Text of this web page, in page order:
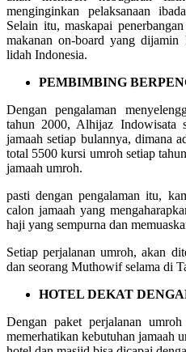
menginginkan pelaksanaan
Selain itu, maskapai
makanan on-board yang dijamin
lidah Indonesia.
PEMBIMBING
Dengan pengalaman
tahun 2000, Alhijaz Indowisata
jamaah setiap bulannya, dimana
total 5500 kursi umroh setiap
jamaah umroh.
pasti dengan pengalaman itu,
calon jamaah yang
haji yang sempurna dan
Setiap perjalanan umroh, akan
dan seorang Muthowif selama di
HOTEL DEKAT
Dengan paket perjalanan
memerhatikan kebutuhan jamaah